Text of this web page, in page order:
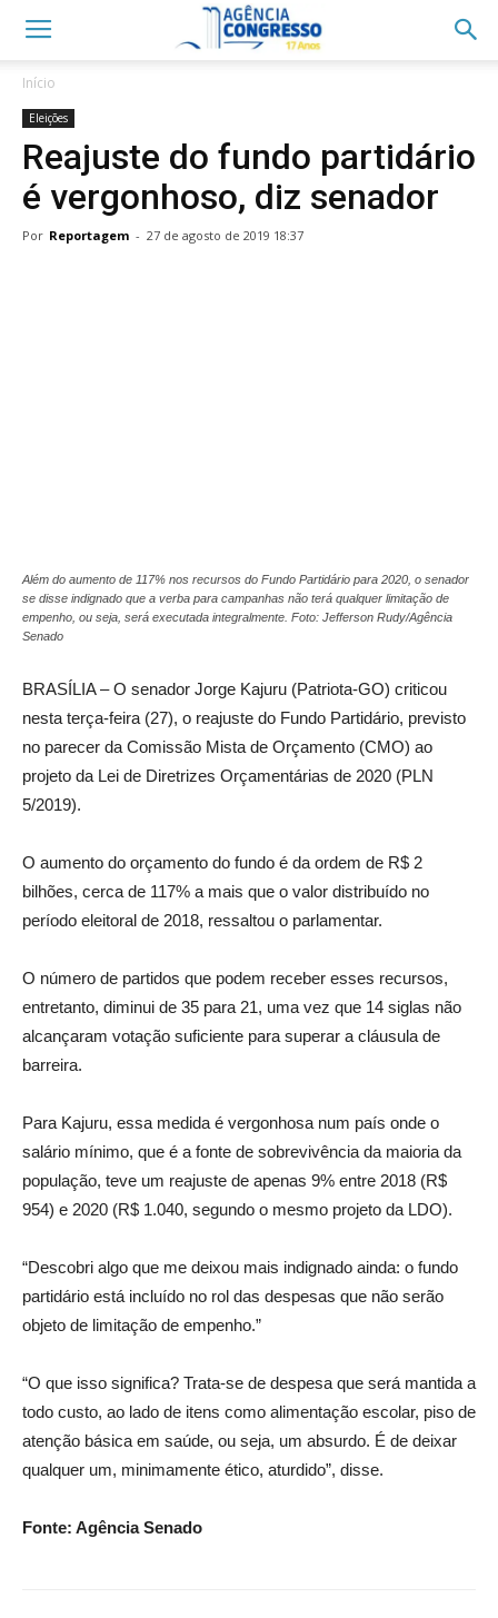
Início
Eleições
Reajuste do fundo partidário
é vergonhoso, diz senador
Por Reportagem - 27 de agosto de 2019 18:37
Além do aumento de 117% nos recursos do Fundo Partidário para 2020, o senador
se disse indignado que a verba para campanhas não terá qualquer limitação de
empenho, ou seja, será executada integralmente. Foto: Jefferson Rudy/Agência
Senado
BRASÍLIA – O senador Jorge Kajuru (Patriota-GO) criticou
nesta terça-feira (27), o reajuste do Fundo Partidário, previsto
no parecer da Comissão Mista de Orçamento (CMO) ao
projeto da Lei de Diretrizes Orçamentárias de 2020 (PLN
5/2019).
O aumento do orçamento do fundo é da ordem de R$ 2
bilhões, cerca de 117% a mais que o valor distribuído no
período eleitoral de 2018, ressaltou o parlamentar.
O número de partidos que podem receber esses recursos,
entretanto, diminui de 35 para 21, uma vez que 14 siglas não
alcançaram votação suficiente para superar a cláusula de
barreira.
Para Kajuru, essa medida é vergonhosa num país onde o
salário mínimo, que é a fonte de sobrevivência da maioria da
população, teve um reajuste de apenas 9% entre 2018 (R$
954) e 2020 (R$ 1.040, segundo o mesmo projeto da LDO).
“Descobri algo que me deixou mais indignado ainda: o fundo
partidário está incluído no rol das despesas que não serão
objeto de limitação de empenho.”
“O que isso significa? Trata-se de despesa que será mantida a
todo custo, ao lado de itens como alimentação escolar, piso de
atenção básica em saúde, ou seja, um absurdo. É de deixar
qualquer um, minimamente ético, aturdido”, disse.
Fonte: Agência Senado